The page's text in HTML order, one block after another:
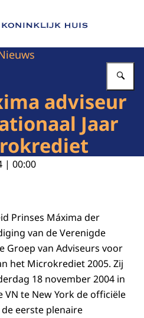
van Het Koninklijk Huis
adviseur
Jaar
| 00:00
Prinses Máxima der
van de Verenigde
Groep van Adviseurs voor
het Microkrediet 2005. Zij
18 november 2004 in
te New York de officiële
eerste plenaire